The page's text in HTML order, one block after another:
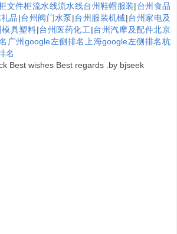
文件柜流水线流水线台州鞋帽服装|台州食品
品|台州阀门水泵|台州服装机械|台州家电及
模具塑料|台州医药化工|台州汽摩及配件北京
广州google左侧排名 上海google左侧排名杭
名
Best wishes Best regards .by bjseek